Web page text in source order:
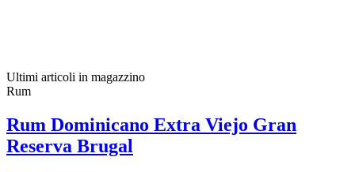
Ultimi articoli in magazzino
Rum
Rum Dominicano Extra Viejo Gran
Reserva Brugal